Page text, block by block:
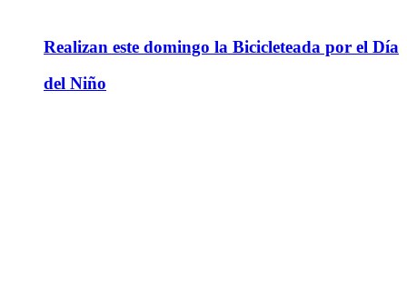
Realizan este domingo la Bicicleteada por el Día
del Niño